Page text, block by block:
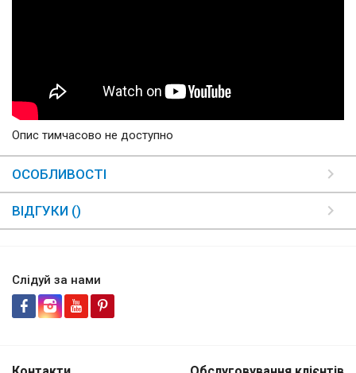
Опис тимчасово не доступно
ОСОБЛИВОСТІ
ВІДГУКИ ()
Слідуй за нами